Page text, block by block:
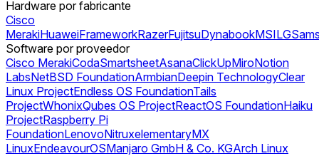
Hardware por fabricante
Cisco
MerakiHuaweiFrameworkRazerFujitsuDynabookMSILG
Software por proveedor
Cisco MerakiCodaSmartsheetAsanaClickUpMiroNotion
LabsNetBSD FoundationArmbianDeepin TechnologyClear
Linux ProjectEndless OS FoundationTails
ProjectWhonixQubes OS ProjectReactOS FoundationHaiku
ProjectRaspberry Pi
FoundationLenovoNitruxelementaryMX
LinuxEndeavourOSManjaro GmbH & Co. KGArch Linux